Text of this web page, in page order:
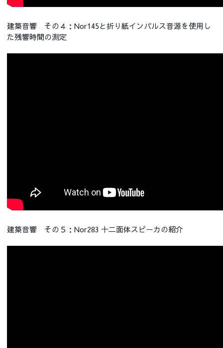
建築音響 その４：Nor145と折り紙インパルス音源を使用し
た残響時間の測定
建築音響 その５：Nor283 十二面体スピーカの紹介